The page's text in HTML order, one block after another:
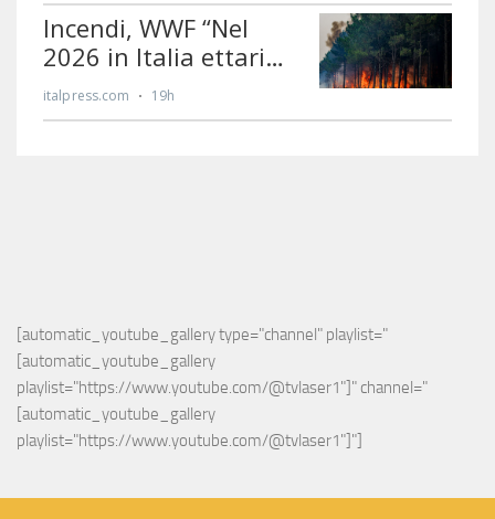
[automatic_youtube_gallery type="channel" playlist="
[automatic_youtube_gallery
playlist="https://www.youtube.com/@tvlaser1"]" channel="
[automatic_youtube_gallery
playlist="https://www.youtube.com/@tvlaser1"]"]